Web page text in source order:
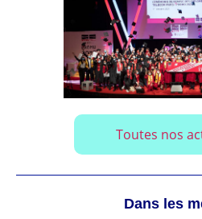
Toutes nos
Dans les